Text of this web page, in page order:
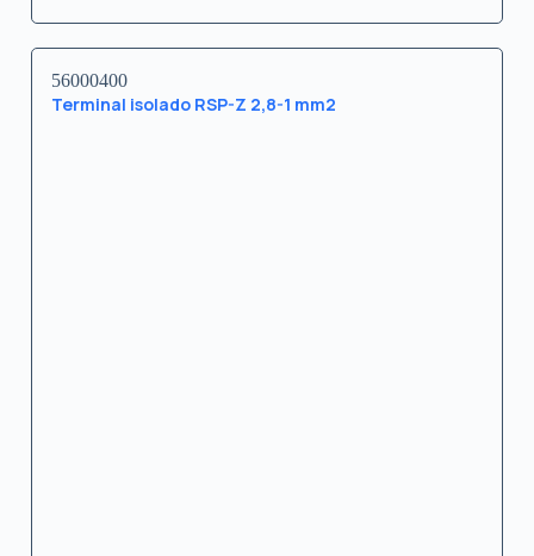
56000400
Terminal isolado RSP-Z 2,8-1 mm2